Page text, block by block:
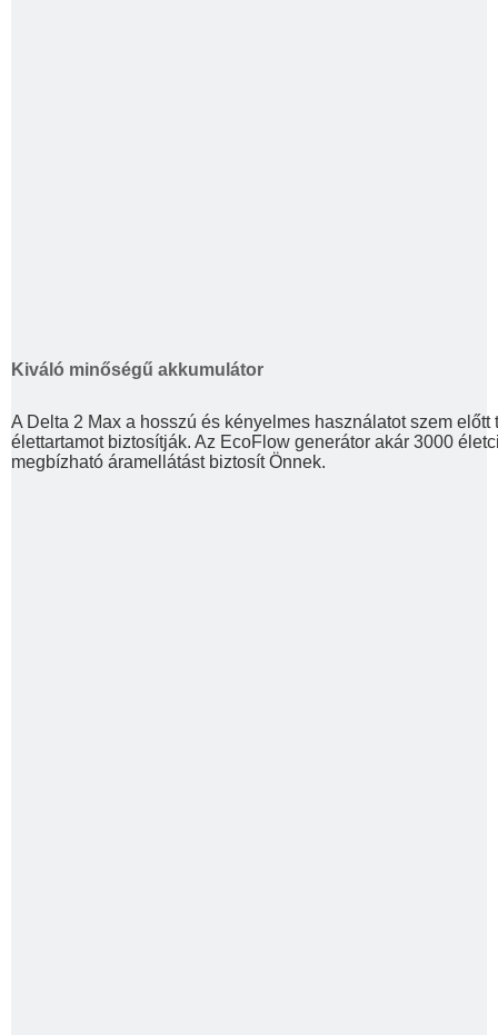
Kiváló minőségű akkumulátor
A Delta 2 Max a hosszú és kényelmes használatot szem
élettartamot biztosítják. Az EcoFlow generátor akár 3000
megbízható áramellátást biztosít Önnek.